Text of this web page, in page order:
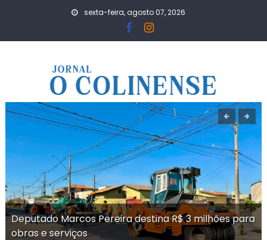
sexta-feira, agosto 07, 2026
Deputado Marcos Pereira destina R$ 3 milhões para
obras e serviços